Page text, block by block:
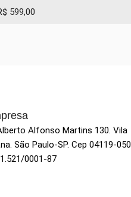
599,00
Alfonso Martins 130. Vila
São Paulo-SP. Cep 04119-050
0001-87